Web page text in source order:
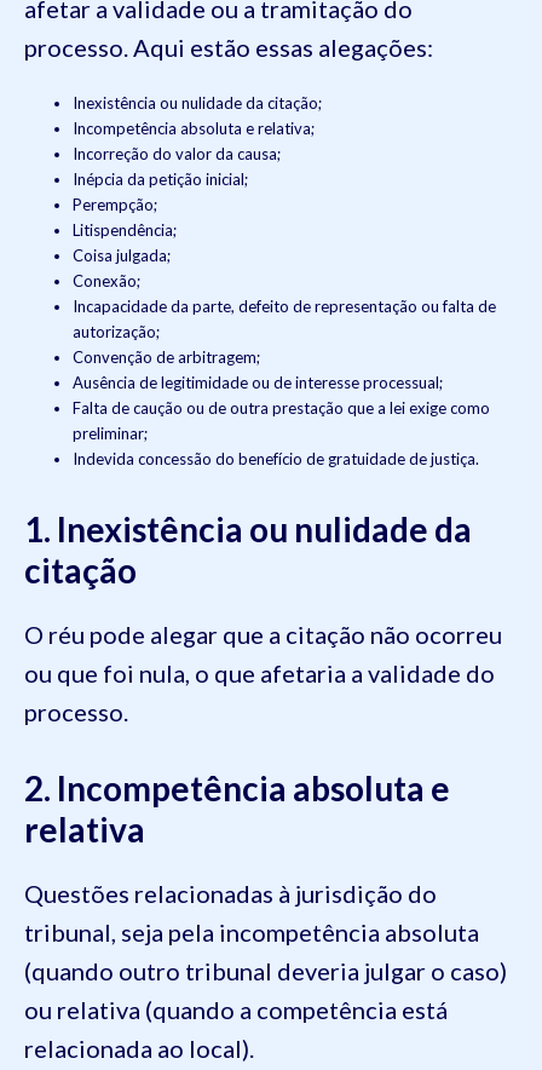
afetar a validade ou a tramitação do
processo. Aqui estão essas alegações:
Inexistência ou nulidade da citação;
Incompetência absoluta e relativa;
Incorreção do valor da causa;
Inépcia da petição inicial;
Perempção;
Litispendência;
Coisa julgada;
Conexão;
Incapacidade da parte, defeito de representação ou falta de
autorização;
Convenção de arbitragem;
Ausência de legitimidade ou de interesse processual;
Falta de caução ou de outra prestação que a lei exige como
preliminar;
Indevida concessão do benefício de gratuidade de justiça.
1. Inexistência ou nulidade da
citação
O réu pode alegar que a citação não ocorreu
ou que foi nula, o que afetaria a validade do
processo.
2. Incompetência absoluta e
relativa
Questões relacionadas à jurisdição do
tribunal, seja pela incompetência absoluta
(quando outro tribunal deveria julgar o caso)
ou relativa (quando a competência está
relacionada ao local).